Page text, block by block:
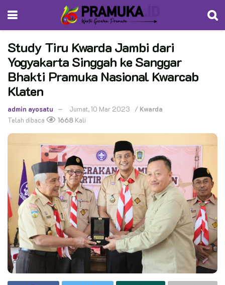
Study Tiru Kwarda Jambi dari
Yogyakarta Singgah ke Sanggar
Bhakti Pramuka Nasional Kwarcab
Klaten
admin ayosatu Jumat, 10 Mar 2023 / Kwarda
Telah dibaca
1668 Kali